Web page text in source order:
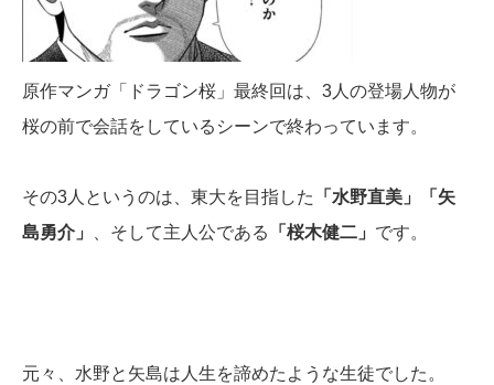
原作マンガ「ドラゴン桜」最終回は、3人の登場人物が
桜の前で会話をしているシーンで終わっています。
その3人というのは、東大を目指した
「水野直美」「矢
島勇介」
、そして主人公である 「桜木健二」 です。
元々、水野と矢島は人生を諦めたような生徒でした。